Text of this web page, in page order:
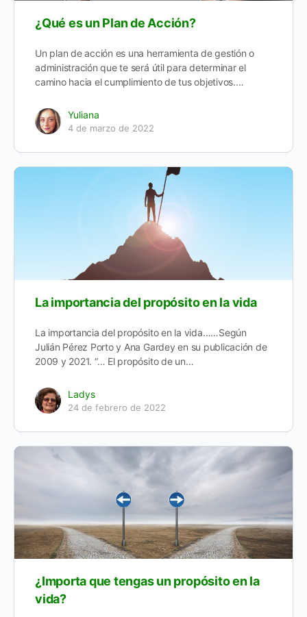
¿Qué es un Plan de Acción?
Un plan de acción es una herramienta de gestión o
administración que te será útil para determinar el
camino hacia el cumplimiento de tus objetivos.…
Yuliana
4 de marzo de 2022
La importancia del propósito en la vida
La importancia del propósito en la vida……Según
Julián Pérez Porto y Ana Gardey en su publicación de
2009 y 2021. “… El propósito de un…
Ladys
24 de febrero de 2022
¿Importa que tengas un propósito en la
vida?